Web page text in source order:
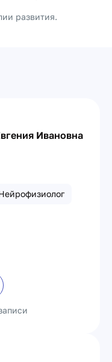
развития.
Ивановна